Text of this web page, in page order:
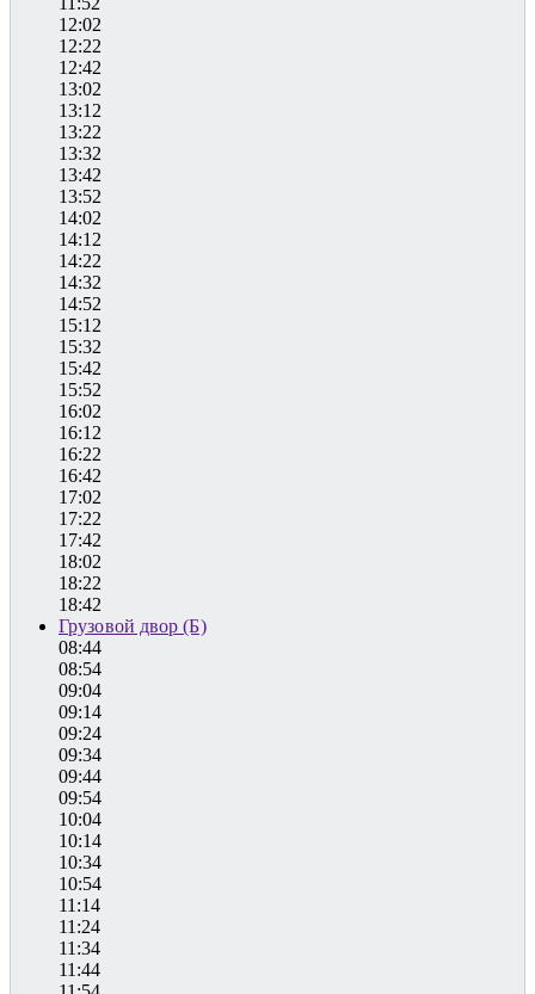
12:02
12:22
12:42
13:02
13:12
13:22
13:32
13:42
13:52
14:02
14:12
14:22
14:32
14:52
15:12
15:32
15:42
15:52
16:02
16:12
16:22
16:42
17:02
17:22
17:42
18:02
18:22
18:42
Грузовой двор (Б)
08:44
08:54
09:04
09:14
09:24
09:34
09:44
09:54
10:04
10:14
10:34
10:54
11:14
11:24
11:34
11:44